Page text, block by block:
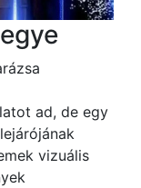
ad, de egy
vizuális